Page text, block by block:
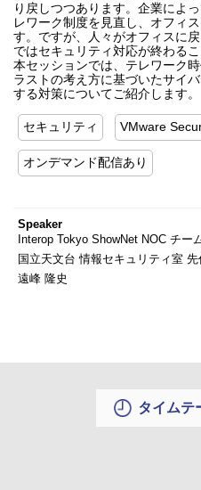
り戻しつつあります。企業によ
レワーク制度を見直し、オフィ
す。ですが、人々がオフィスに
ではセキュリティ対応が終わるこ
本セッションでは、テレワーク
ラストの考え方に基づいたサイ
する対策についてご紹介します。
セキュリティ VMware
オンデマンド配信あり
Speaker
Interop Tokyo ShowNet NOC チ
国立天文台 情報セキュリティ室
遠峰 隆史
タイムテ